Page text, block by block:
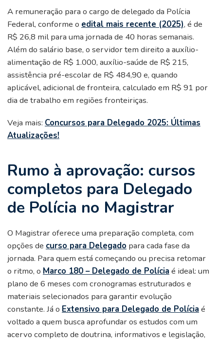
A remuneração para o cargo de delegado da Polícia
Federal, conforme o edital mais recente (2025), é de
R$ 26,8 mil para uma jornada de 40 horas semanais.
Além do salário base, o servidor tem direito a auxílio-
alimentação de R$ 1.000, auxílio-saúde de R$ 215,
assistência pré-escolar de R$ 484,90 e, quando
aplicável, adicional de fronteira, calculado em R$ 91 por
dia de trabalho em regiões fronteiriças.
Veja mais: Concursos para Delegado 2025: Últimas
Atualizações!
Rumo à aprovação: cursos
completos para Delegado
de Polícia no Magistrar
O Magistrar oferece uma preparação completa, com
opções de curso para Delegado para cada fase da
jornada. Para quem está começando ou precisa retomar
o ritmo, o Marco 180 – Delegado de Políciaé ideal: um
plano de 6 meses com cronogramas estruturados e
materiais selecionados para garantir evolução
constante. Já o Extensivo para Delegado de Políciaé
voltado a quem busca aprofundar os estudos com um
acervo completo de doutrina, informativos e legislação,